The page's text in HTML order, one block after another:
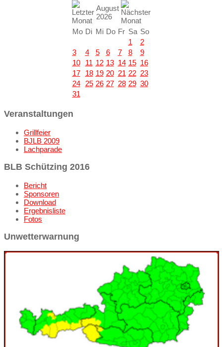
August
2026
Mo Di Mi Do Fr Sa So
1
2
3
4 5 6 7 8
9
10
11 12 13 14 15 16
17
18 19 20 21 22 23
24
25 26 27 28 29 30
31
Veranstaltungen
Grillfeier
BJLB 2009
Lachparade
BLB Schützing 2016
Bericht
Sponsoren
Download
Ergebnisliste
Fotos
Unwetterwarnung